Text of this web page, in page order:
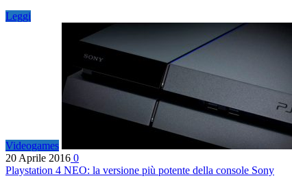
Leggi
Videogames
20 Aprile 2016 0
Playstation 4 NEO: la versione più potente della console Sony